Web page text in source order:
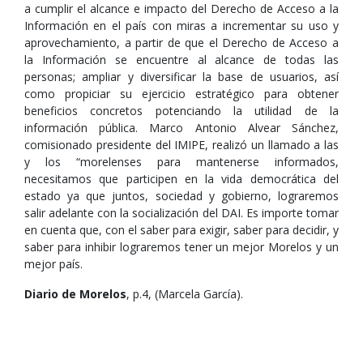
a cumplir el alcance e impacto del Derecho de Acceso a la
Información en el país con miras a incrementar su uso y
aprovechamiento, a partir de que el Derecho de Acceso a
la Información se encuentre al alcance de todas las
personas; ampliar y diversificar la base de usuarios, así
como propiciar su ejercicio estratégico para obtener
beneficios concretos potenciando la utilidad de la
información pública. Marco Antonio Alvear Sánchez,
comisionado presidente del IMIPE, realizó un llamado a las
y los “morelenses para mantenerse informados,
necesitamos que participen en la vida democrática del
estado ya que juntos, sociedad y gobierno, lograremos
salir adelante con la socialización del DAI. Es importe tomar
en cuenta que, con el saber para exigir, saber para decidir, y
saber para inhibir lograremos tener un mejor Morelos y un
mejor país.
Diario de Morelos, p.4, (Marcela García).